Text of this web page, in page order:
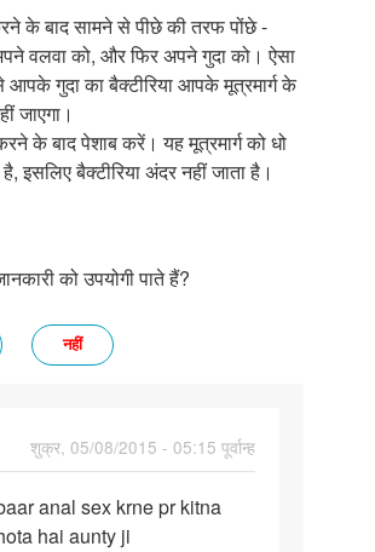
के बाद सामने से पीछे की तरफ पोंछे -
वलवा को, और फिर अपने गुदा को। ऐसा
गुदा का बैक्टीरिया आपके मूत्रमार्ग के
जाएगा।
के बाद पेशाब करें। यह मूत्रमार्ग को धो
इसलिए बैक्टीरिया अंदर नहीं जाता है।
को उपयोगी पाते हैं?
नहीं
शुक्र, 05/08/2015 - 05:15 पूर्वान्ह
anal sex krne pr kitna
hai aunty ji